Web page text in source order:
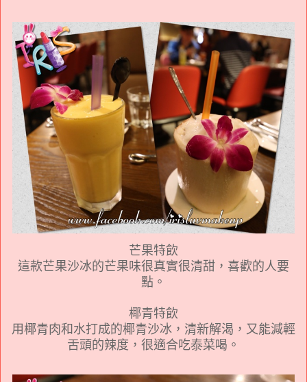
芒果特飲
這款芒果沙冰的芒果味很真實很清甜，喜歡的人要
點。
椰青特飲
用椰青肉和水打成的椰青沙冰，清新解渴，又能減輕
舌頭的辣度，很適合吃泰菜喝。